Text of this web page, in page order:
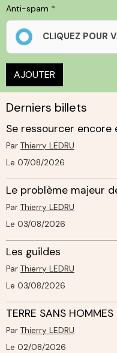
Anti-spam
CLIQUEZ POUR
AJOUTER
Derniers billets
Se ressourcer encore
Par Thierry LEDRU
Le 07/08/2026
Le problème majeur
Par Thierry LEDRU
Le 03/08/2026
Les guildes
Par Thierry LEDRU
Le 03/08/2026
TERRE SANS
Par Thierry LEDRU
Le 02/08/2026